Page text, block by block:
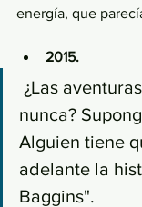
energía, que
2015.
nunca?
Alguien tiene
adelante la
Baggins".